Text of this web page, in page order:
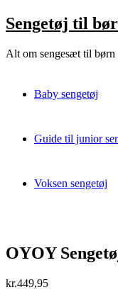
Skip
to
Sengetøj til
Alt om sengesæt til børn
Baby sengetøj
Guide til junior
Voksen sengetøj
OYOY
kr.449,95